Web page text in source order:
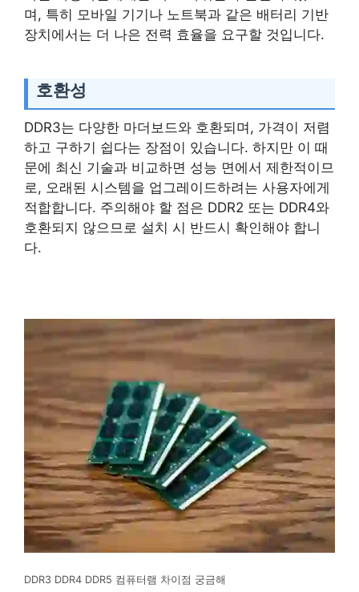
며, 특히 모바일 기기나 노트북과 같은 배터리 기반
장치에서는 더 나은 전력 효율을 요구할 것입니다.
호환성
DDR3는 다양한 마더보드와 호환되며, 가격이 저렴
하고 구하기 쉽다는 장점이 있습니다. 하지만 이 때
문에 최신 기술과 비교하면 성능 면에서 제한적이므
로, 오래된 시스템을 업그레이드하려는 사용자에게
적합합니다. 주의해야 할 점은 DDR2 또는 DDR4와
호환되지 않으므로 설치 시 반드시 확인해야 합니
다.
DDR3 DDR4 DDR5 컴퓨터램 차이점 궁금해